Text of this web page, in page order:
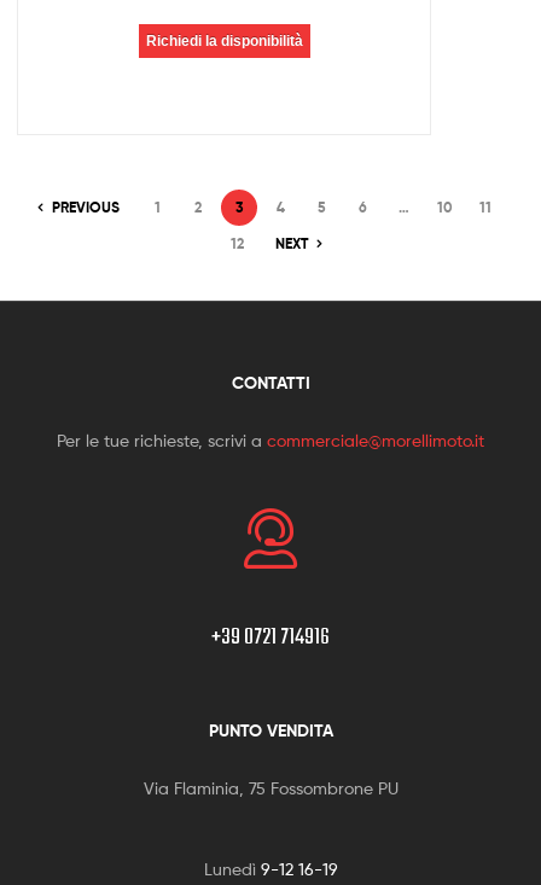
Richiedi la disponibilità
PREVIOUS 1 2 3 4 5 6 … 10
11
12
NEXT
CONTATTI
Per le tue richieste, scrivi a commerciale@morellimoto.it
+39 0721 714916
PUNTO VENDITA
Via Flaminia, 75 Fossombrone PU
Lunedì 9-12 16-19